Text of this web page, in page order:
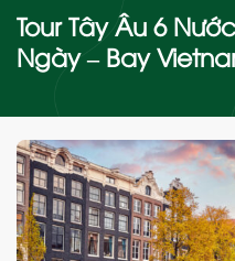
Tour Tây Âu 6
Ngày – Bay